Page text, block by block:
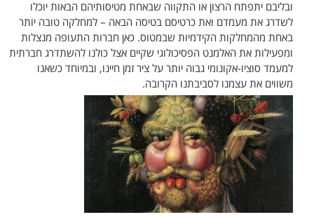
ובליבם יתפתח הרצון או התקווה שבאחת מטיסותיהם הבאות יוכלו
לשדרג את מעמדם ואת כרטיסם בטיסה הבאה – למחלקה טובה יותר
באחת מהמחלקות הקידמיות שבמטוס. כאן חברות התעופה מנצלות
ומפעילות את האלמנט הפסיכולוגי שקיים אצל כולנו להשתדרג חברתית
למעמד סוציו-אקונומי גבוה יותר על ציר זמן חיינו, ובמיוחד כשאנו
משווים את עצמנו לסביבתנו הקרובה.